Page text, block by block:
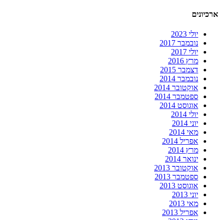
ארכיונים
יולי 2023
נובמבר 2017
יולי 2017
מרץ 2016
דצמבר 2015
נובמבר 2014
אוקטובר 2014
ספטמבר 2014
אוגוסט 2014
יולי 2014
יוני 2014
מאי 2014
אפריל 2014
מרץ 2014
ינואר 2014
אוקטובר 2013
ספטמבר 2013
אוגוסט 2013
יוני 2013
מאי 2013
אפריל 2013